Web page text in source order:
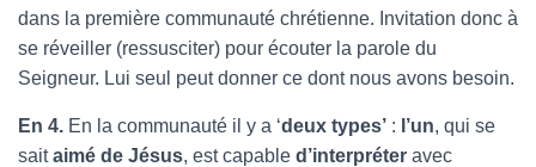
dans la première communauté chrétienne. Invitation donc à
se réveiller (ressusciter) pour écouter la parole du
Seigneur. Lui seul peut donner ce dont nous avons besoin.
En 4. En la communauté il y a ‘deux types’ : l’un, qui se
saitaimé de Jésus, est capable d’interpréter avec